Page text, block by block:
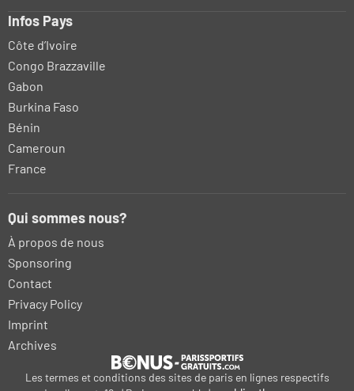
Infos Pays
Côte d’Ivoire
Congo Brazzaville
Gabon
Burkina Faso
Bénin
Cameroun
France
Qui sommes nous?
À propos de nous
Sponsoring
Contact
Privacy Policy
Imprint
Archives
Les termes et conditions des sites de paris en lignes respectifs